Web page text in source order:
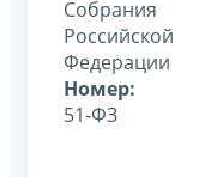
Собрания
Российской
Федерации
Номер:
51-ФЗ